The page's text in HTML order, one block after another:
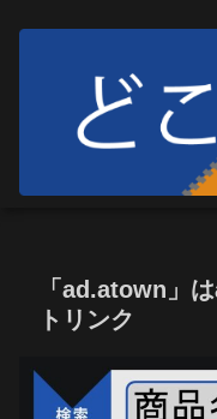
「ad.atown」
トリンク